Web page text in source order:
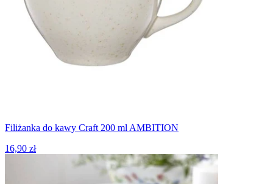
Filiżanka do kawy Craft 200 ml AMBITION
16,90 zł